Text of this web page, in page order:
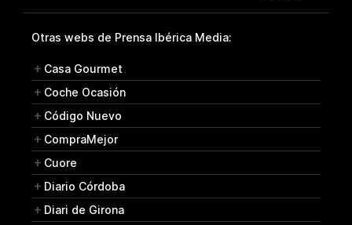
Otras webs de Prensa Ibérica Media:
Casa Gourmet
Coche Ocasión
Código Nuevo
CompraMejor
Cuore
Diario Córdoba
Diari de Girona